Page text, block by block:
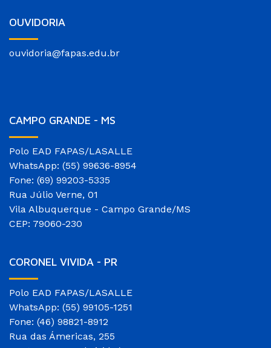
OUVIDORIA
ouvidoria@fapas.edu.br
CAMPO GRANDE - MS
Polo EAD FAPAS/LASALLE
WhatsApp: (55) 99636-8954
Fone: (69) 99203-5335
Rua Júlio Verne, 01
Vila Albuquerque - Campo Grande/MS
CEP: 79060-230
CORONEL VIVIDA - PR
Polo EAD FAPAS/LASALLE
WhatsApp: (55) 99105-1251
Fone: (46) 98821-8912
Rua das Ámericas, 255